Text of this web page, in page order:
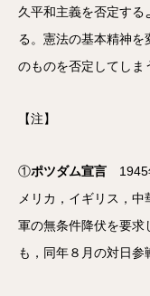
久平和主義を否定する
る。憲法の基本精神を
のものを否定してしま
【注】
①ポツダム宣言 1945
メリカ，イギリス，
軍の無条件降伏を要求
も，同年８月の対日参